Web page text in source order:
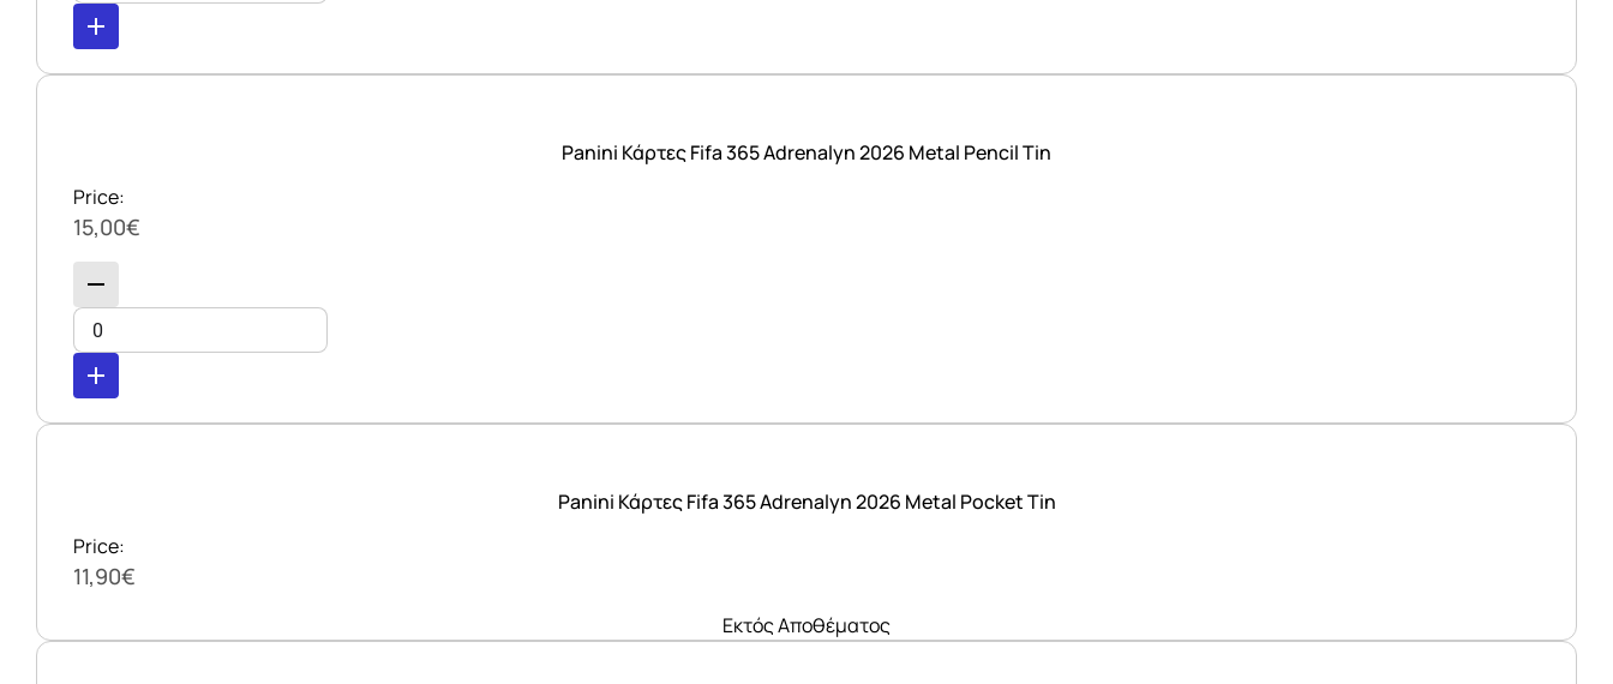
add
Panini Κάρτες Fifa 365 Adrenalyn 2026 Metal Pencil Tin
Price:
15,00€
remove
add
Panini Κάρτες Fifa 365 Adrenalyn 2026 Metal Pocket Tin
Price:
11,90€
Εκτός Αποθέματος